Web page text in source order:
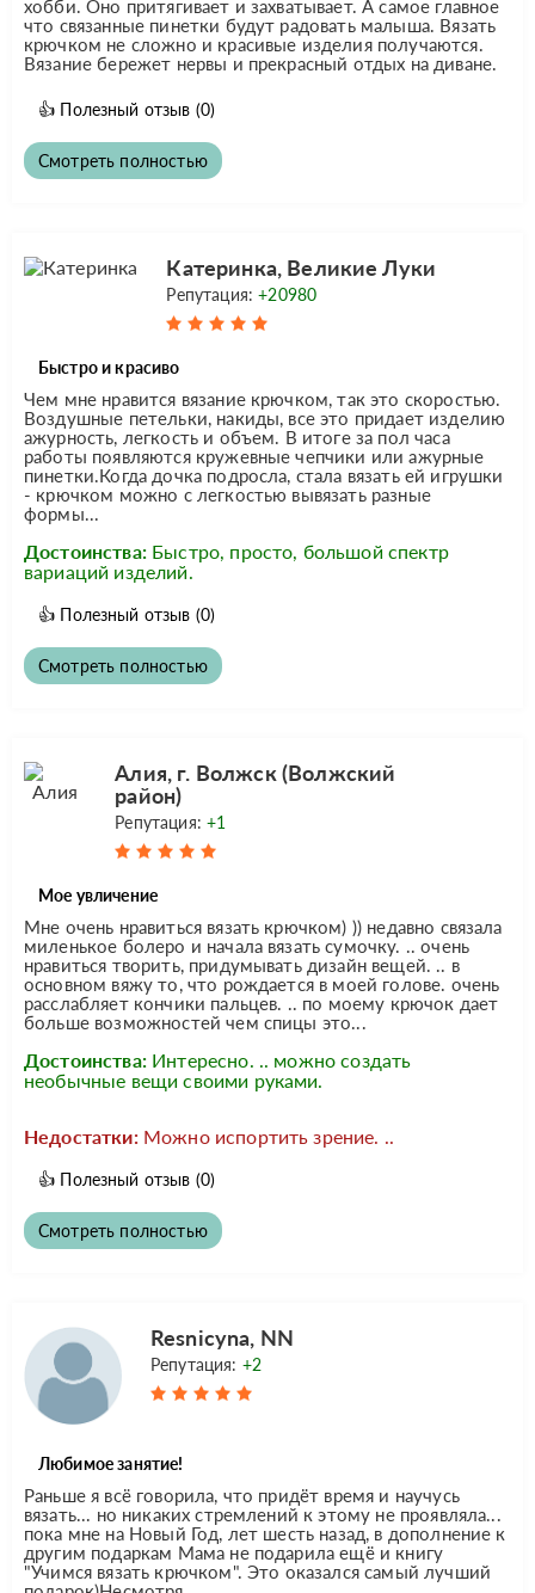
хобби. Оно притягивает и захватывает. А самое главное
что связанные пинетки будут радовать малыша. Вязать
крючком не сложно и красивые изделия получаются.
Вязание бережет нервы и прекрасный отдых на диване.
👍 Полезный отзыв (0)
Смотреть полностью
Катеринка, Великие Луки
Репутация:+20980
Быстро и красиво
Чем мне нравится вязание крючком, так это скоростью.
Воздушные петельки, накиды, все это придает изделию
ажурность, легкость и объем. В итоге за пол часа
работы появляются кружевные чепчики или ажурные
пинетки.Когда дочка подросла, стала вязать ей игрушки
- крючком можно с легкостью вывязать разные
формы...
Достоинства: Быстро, просто, большой спектр
вариаций изделий.
👍 Полезный отзыв (0)
Смотреть полностью
Алия, г. Волжск (Волжский
район)
Репутация:+1
Мое увличение
Мне очень нравиться вязать крючком) )) недавно связала
миленькое болеро и начала вязать сумочку. .. очень
нравиться творить, придумывать дизайн вещей. .. в
основном вяжу то, что рождается в моей голове. очень
расслабляет кончики пальцев. .. по моему крючок дает
больше возможностей чем спицы это...
Достоинства: Интересно. .. можно создать
необычные вещи своими руками.
Недостатки: Можно испортить зрение. ..
👍 Полезный отзыв (0)
Смотреть полностью
Resnicyna, NN
Репутация: +2
Любимое занятие!
Раньше я всё говорила, что придёт время и научусь
вязать... но никаких стремлений к этому не проявляла...
пока мне на Новый Год, лет шесть назад, в дополнение к
другим подаркам Мама не подарила ещё и книгу
"Учимся вязать крючком". Это оказался самый лучший